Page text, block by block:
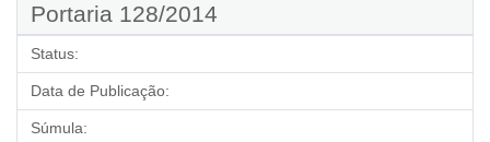
Portaria 128/2014
Status:
Data de Publicação:
Súmula: